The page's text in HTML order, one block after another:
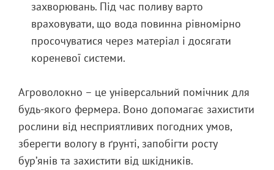
захворювань. Під час поливу варто
враховувати, що вода повинна рівномірно
просочуватися через матеріал і досягати
кореневої системи.
Агроволокно – це універсальний помічник для
будь-якого фермера. Воно допомагає захистити
рослини від несприятливих погодних умов,
зберегти вологу в ґрунті, запобігти росту
бур’янів та захистити від шкідників.